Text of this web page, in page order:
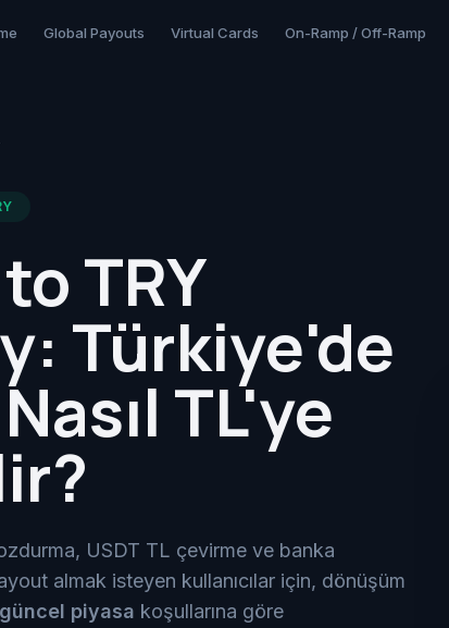
Global Payouts Virtual Cards On-Ramp / Off-Ramp
TRY
Türkiye'de
TL'ye
USDT TL çevirme ve banka
almak isteyen kullanıcılar için, dönüşüm
güncel piyasa koşullarına göre